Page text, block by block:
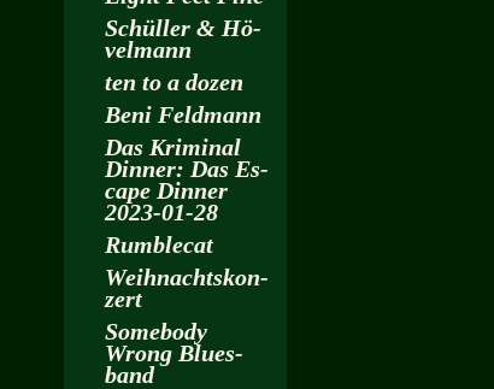
Schül­ler & Hö­
vel­mann
ten to a dozen
Beni Feld­mann
Das Kri­mi­nal
Din­ner: Das Es­
cape Din­ner
2023-01-28
Rum­ble­cat
Weih­nachts­kon­
zert
Some­bo­dy
Wrong Blues­
band